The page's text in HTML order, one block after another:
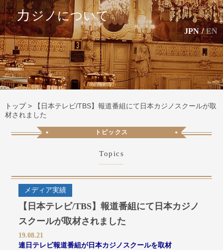
カジノについて
JPN / EN
トップ>
【日本テレビ/TBS】報道番組にて日本カジノスクールが取
材されました
トピックス
Topics
メディア実績
【日本テレビ/TBS】報道番組にて日本カジノ
スクールが取材されました
19.08.21
連日テレビ報道番組が日本カジノスクールを取材